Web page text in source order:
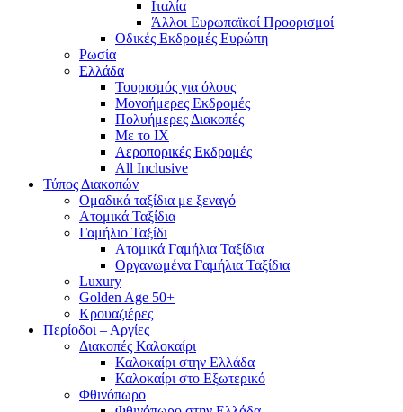
Ιταλία
Άλλοι Ευρωπαϊκοί Προορισμοί
Οδικές Εκδρομές Ευρώπη
Ρωσία
Ελλάδα
Τουρισμός για όλους
Mονοήμερες Εκδρομές
Πολυήμερες Διακοπές
Με το ΙΧ
Αεροπορικές Εκδρομές
All Inclusive
Τύπος Διακοπών
Ομαδικά ταξίδια με ξεναγό
Ατομικά Ταξίδια
Γαμήλιο Ταξίδι
Ατομικά Γαμήλια Ταξίδια
Οργανωμένα Γαμήλια Ταξίδια
Luxury
Golden Age 50+
Κρουαζιέρες
Περίοδοι – Αργίες
Διακοπές Καλοκαίρι
Καλοκαίρι στην Ελλάδα
Καλοκαίρι στο Εξωτερικό
Φθινόπωρο